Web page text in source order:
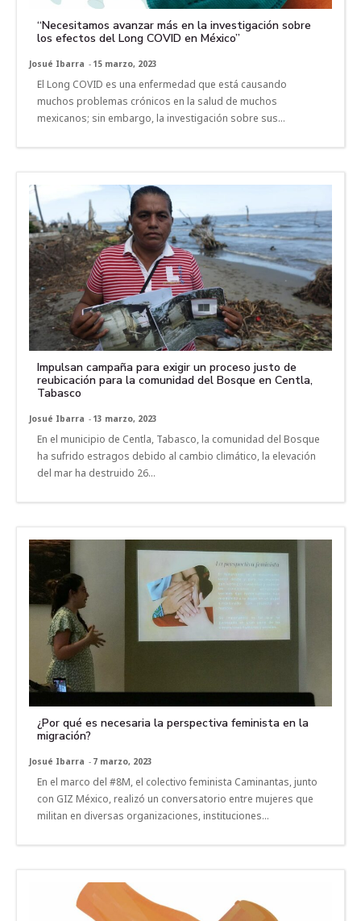
“Necesitamos avanzar más en la investigación sobre
los efectos del Long COVID en México”
Josué Ibarra - 15 marzo, 2023
El Long COVID es una enfermedad que está causando
muchos problemas crónicos en la salud de muchos
mexicanos; sin embargo, la investigación sobre sus...
Impulsan campaña para exigir un proceso justo de
reubicación para la comunidad del Bosque en Centla,
Tabasco
Josué Ibarra - 13 marzo, 2023
En el municipio de Centla, Tabasco, la comunidad del Bosque
ha sufrido estragos debido al cambio climático, la elevación
del mar ha destruido 26...
¿Por qué es necesaria la perspectiva feminista en la
migración?
Josué Ibarra - 7 marzo, 2023
En el marco del #8M, el colectivo feminista Caminantas, junto
con GIZ México, realizó un conversatorio entre mujeres que
militan en diversas organizaciones, instituciones...